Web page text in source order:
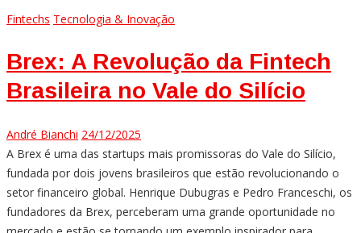
Fintechs Tecnologia & Inovação
Brex: A Revolução da Fintech
Brasileira no Vale do Silício
André Bianchi 24/12/2025
A Brex é uma das startups mais promissoras do Vale do Silício,
fundada por dois jovens brasileiros que estão revolucionando o
setor financeiro global. Henrique Dubugras e Pedro Franceschi, os
fundadores da Brex, perceberam uma grande oportunidade no